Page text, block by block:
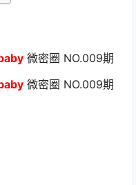
微密圈 NO.009期
微密圈 NO.009期